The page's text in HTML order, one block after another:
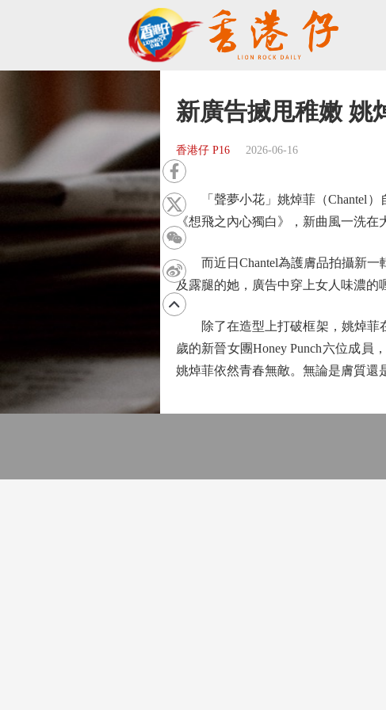
新廣告搣甩稚嫩 姚
香港仔 P16 2026-06-16
「聲夢小花」姚焯菲（Chantel）自
《想飛之內心獨白》，新曲風一洗
而近日Chantel為護膚品拍攝新一輯
及露腿的她，廣告中穿上女人味濃的
除了在造型上打破框架，姚焯菲在
歲的新晉女團Honey Punch六位成
姚焯菲依然青春無敵。無論是膚質還